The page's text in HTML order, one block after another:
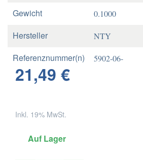
Gewicht 0.1000
Hersteller NTY
Referenznummer(n)
OE
5902-06-
Referenznummer(n)
21,49 €
Inkl. 19% MwSt.
Auf Lager